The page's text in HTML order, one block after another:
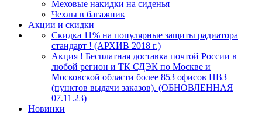
Меховые накидки на сиденья
Чехлы в багажник
Акции и скидки
Скидка 11% на популярные защиты радиатора
стандарт ! (АРХИВ 2018 г.)
Акция ! Бесплатная доставка почтой России в
любой регион и ТК СДЭК по Москве и
Московской области более 853 офисов ПВЗ
(пунктов выдачи заказов). (ОБНОВЛЕННАЯ
07.11.23)
Новинки